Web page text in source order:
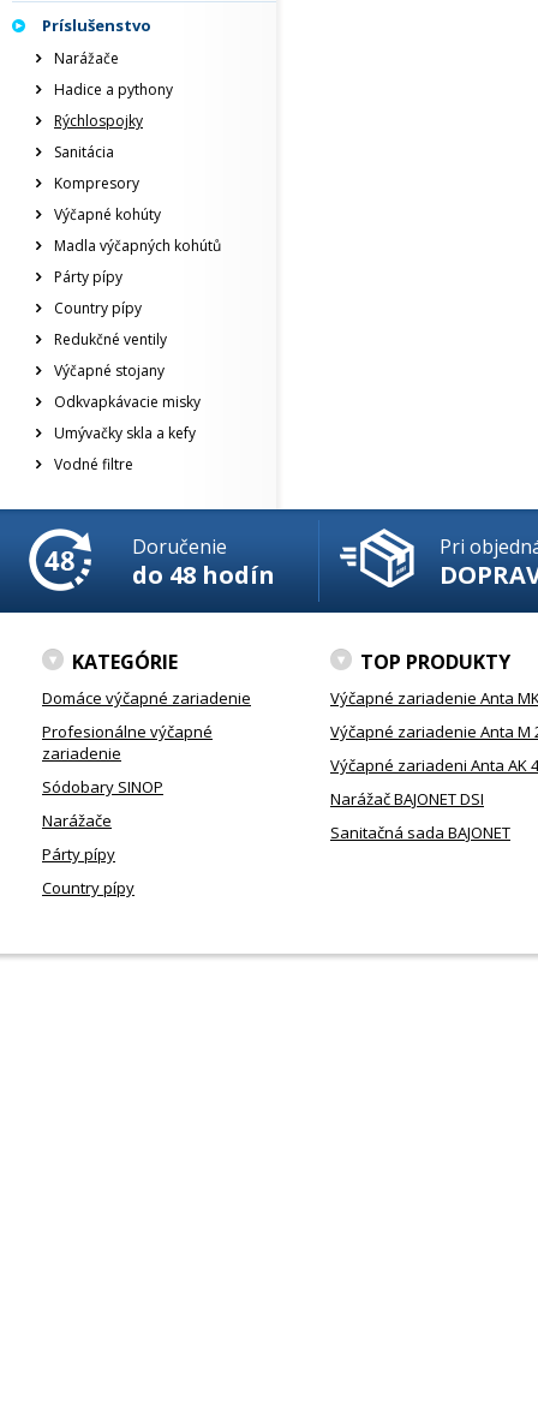
Príslušenstvo
Narážače
Hadice a pythony
Rýchlospojky
Sanitácia
Kompresory
Výčapné kohúty
Madla výčapných kohútů
Párty pípy
Country pípy
Redukčné ventily
Výčapné stojany
Odkvapkávacie misky
Umývačky skla a kefy
Vodné filtre
Doručenie
do 48 hodín
Pri
KATEGÓRIE
Domáce výčapné zariadenie
Profesionálne výčapné
zariadenie
Sódobary SINOP
Narážače
Párty pípy
Country pípy
TOP PRODUKTY
Výčapné zariadenie Anta
Výčapné zariadenie Anta M
Výčapné zariadeni Anta AK
Narážač BAJONET DSI
Sanitačná sada BAJONET